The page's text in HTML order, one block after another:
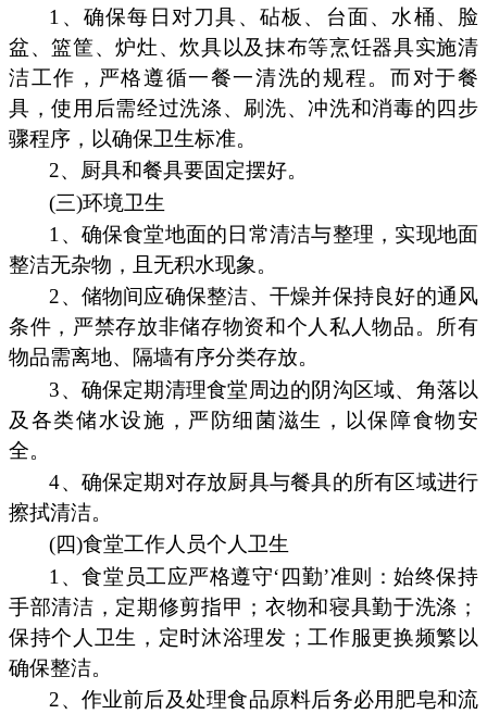
1、确保每日对刀具、砧板、台面、水桶、脸
盆、篮筐、炉灶、炊具以及抹布等烹饪器具实施清
洁工作，严格遵循一餐一清洗的规程。而对于餐
具，使用后需经过洗涤、刷洗、冲洗和消毒的四步
骤程序，以确保卫生标准。
2、厨具和餐具要固定摆好。
(三)环境卫生
1、确保食堂地面的日常清洁与整理，实现地面
整洁无杂物，且无积水现象。
2、储物间应确保整洁、干燥并保持良好的通风
条件，严禁存放非储存物资和个人私人物品。所有
物品需离地、隔墙有序分类存放。
3、确保定期清理食堂周边的阴沟区域、角落以
及各类储水设施，严防细菌滋生，以保障食物安
全。
4、确保定期对存放厨具与餐具的所有区域进行
擦拭清洁。
(四)食堂工作人员个人卫生
1、食堂员工应严格遵守‘四勤’准则：始终保持
手部清洁，定期修剪指甲；衣物和寝具勤于洗涤；
保持个人卫生，定时沐浴理发；工作服更换频繁以
确保整洁。
2、作业前后及处理食品原料后务必用肥皂和流